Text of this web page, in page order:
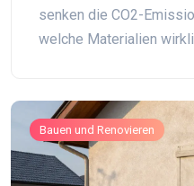
senken die CO2-
welche Materialien
Bauen und Renovieren